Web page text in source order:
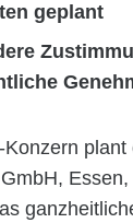
geplant